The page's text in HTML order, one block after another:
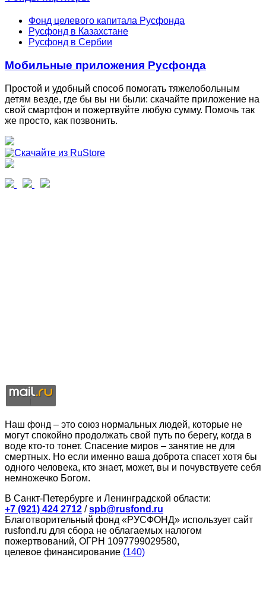
Фонд целевого капитала Русфонда
Русфонд в Казахстане
Русфонд в Сербии
Мобильные приложения Русфонда
Простой и удобный способ помогать тяжелобольным
детям везде, где бы вы ни были: скачайте приложение на
свой смартфон и пожертвуйте любую сумму. Помочь так
же просто, как позвонить.
Наш фонд – это союз нормальных людей, которые не
могут спокойно продолжать свой путь по берегу, когда в
воде кто-то тонет. Спасение миров – занятие не для
смертных. Но если именно ваша доброта спасет хотя бы
одного человека, кто знает, может, вы и почувствуете себя
немножечко Богом.
В Санкт-Петербурге и Ленинградской области:
+7 (921) 424 2712 /spb@rusfond.ru
Благотворительный фонд «РУСФОНД» использует сайт
rusfond.ru для сбора не облагаемых налогом
пожертвований, ОГРН 1097799029580,
целевое финансирование (140)